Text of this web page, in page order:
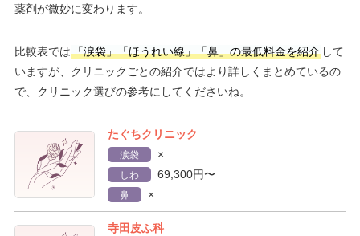
薬剤が微妙に変わります。
比較表では「涙袋」「ほうれい線」「鼻」の最低料金を紹介して
いますが、クリニックごとの紹介ではより詳しくまとめているの
で、クリニック選びの参考にしてくださいね。
たぐちクリニック
涙袋 ×
しわ 69,300円〜
鼻 ×
寺田皮ふ科